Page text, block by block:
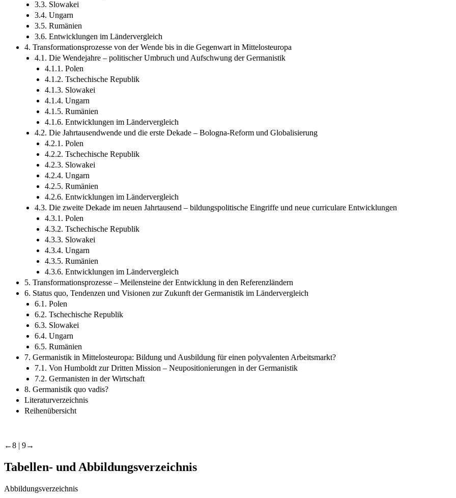
3.3. Slowakei
3.4. Ungarn
3.5. Rumänien
3.6. Entwicklungen im Ländervergleich
4. Transformationsprozesse von der Wende bis in die Gegenwart in Mittelosteuropa
4.1. Die Wendejahre – politischer Umbruch und Aufschwung der Germanistik
4.1.1. Polen
4.1.2. Tschechische Republik
4.1.3. Slowakei
4.1.4. Ungarn
4.1.5. Rumänien
4.1.6. Entwicklungen im Ländervergleich
4.2. Die Jahrtausendwende und die erste Dekade – Bologna-Reform und Globalisierung
4.2.1. Polen
4.2.2. Tschechische Republik
4.2.3. Slowakei
4.2.4. Ungarn
4.2.5. Rumänien
4.2.6. Entwicklungen im Ländervergleich
4.3. Die zweite Dekade im neuen Jahrtausend – bildungspolitische Eingriffe und neue curriculare Entwicklungen
4.3.1. Polen
4.3.2. Tschechische Republik
4.3.3. Slowakei
4.3.4. Ungarn
4.3.5. Rumänien
4.3.6. Entwicklungen im Ländervergleich
5. Transformationsprozesse – Meilensteine der Entwicklung in den Referenzländern
6. Status quo, Tendenzen und Visionen zur Zukunft der Germanistik im Ländervergleich
6.1. Polen
6.2. Tschechische Republik
6.3. Slowakei
6.4. Ungarn
6.5. Rumänien
7. Germanistik in Mittelosteuropa: Bildung und Ausbildung für einen polyvalenten Arbeitsmarkt?
7.1. Von Humboldt zur Dritten Mission – Neupositionierungen in der Germanistik
7.2. Germanisten in der Wirtschaft
8. Germanistik quo vadis?
Literaturverzeichnis
Reihenübersicht
←8 | 9→
Tabellen- und Abbildungsverzeichnis
Abbildungsverzeichnis